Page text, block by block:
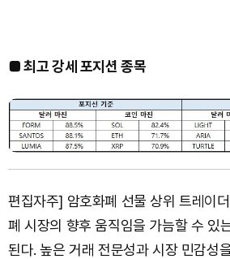
■ 최고 강세 포지션 종목
편집자주] 암호화폐 선물 상위 트레이
폐 시장의 향후 움직임을 가늠할 수 있
된다. 높은 거래 전문성과 시장 민감성